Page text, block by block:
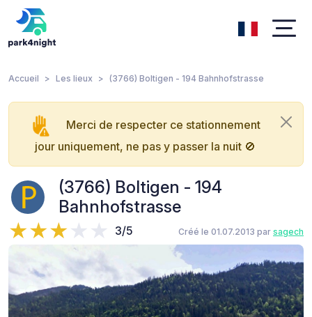
Accueil Les lieux (3766) Boltigen - 194 Bahnhofstrasse
Merci de respecter ce stationnement
jour uniquement, ne pas y passer la nuit 🚫
(3766) Boltigen - 194
Bahnhofstrasse
3/5 Créé le 01.07.2013 par sagech